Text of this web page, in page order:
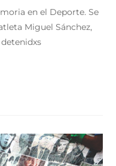
en el Deporte. Se
Miguel Sánchez,